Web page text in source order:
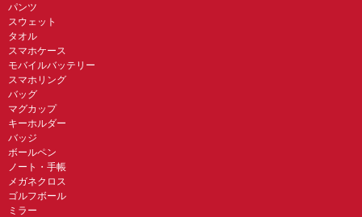
パンツ
スウェット
タオル
スマホケース
モバイルバッテリー
スマホリング
バッグ
マグカップ
キーホルダー
バッジ
ボールペン
ノート・手帳
メガネクロス
ゴルフボール
ミラー